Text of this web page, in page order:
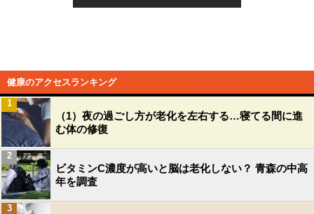
健康のアクセスランキング
（1）夜の過ごし方が老化を左右する…寝てる間に進
む体の修復
1
ビタミンC濃度が高いと脳は老化しない？ 青森の中高
年を調査
2
3